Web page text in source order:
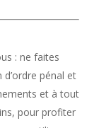
: ne faites
d’ordre pénal et
et à tout
pour profiter